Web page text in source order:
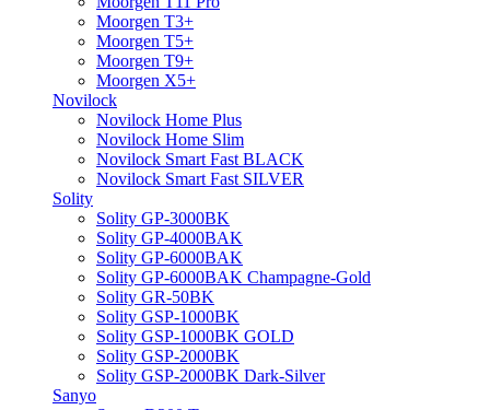
Moorgen T3+
Moorgen T5+
Moorgen T9+
Moorgen X5+
Novilock
Novilock Home Plus
Novilock Home Slim
Novilock Smart Fast BLACK
Novilock Smart Fast SILVER
Solity
Solity GP-3000BK
Solity GP-4000BAK
Solity GP-6000BAK
Solity GP-6000BAK Champagne-Gold
Solity GR-50BK
Solity GSP-1000BK
Solity GSP-1000BK GOLD
Solity GSP-2000BK
Solity GSP-2000BK Dark-Silver
Sanyo